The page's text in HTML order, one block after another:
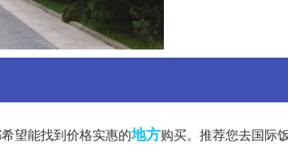
望能找到价格实惠的地方购买。推荐您去国际